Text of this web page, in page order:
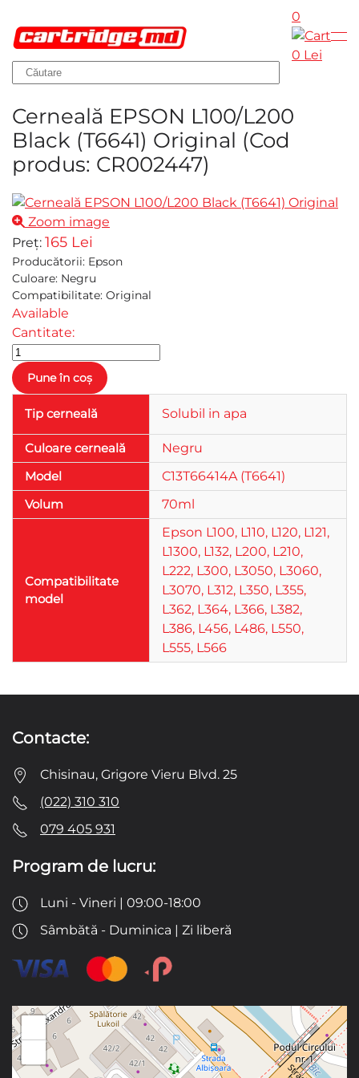
Skip to main content
0
0 Lei
Cerneală EPSON L100/L200
Black (T6641) Original (Cod
produs: CR002447)
Zoom image
Preț: 165 Lei
Producătorii: Epson
Culoare: Negru
Compatibilitate: Original
Available
Cantitate:
Tip cerneală Solubil in apa
Culoare cerneală
Negru
Model
C13T66414A (T6641)
Volum
70ml
Compatibilitate
model
Epson L100, L110, L120, L121,
L1300, L132, L200, L210,
L222, L300, L3050, L3060,
L3070, L312, L350, L355,
L362, L364, L366, L382,
L386, L456, L486, L550,
L555, L566
Contacte:
Chisinau, Grigore Vieru Blvd. 25
(022) 310 310
079 405 931
Program de lucru:
Luni - Vineri | 09:00-18:00
Sâmbătă - Duminica | Zi liberă